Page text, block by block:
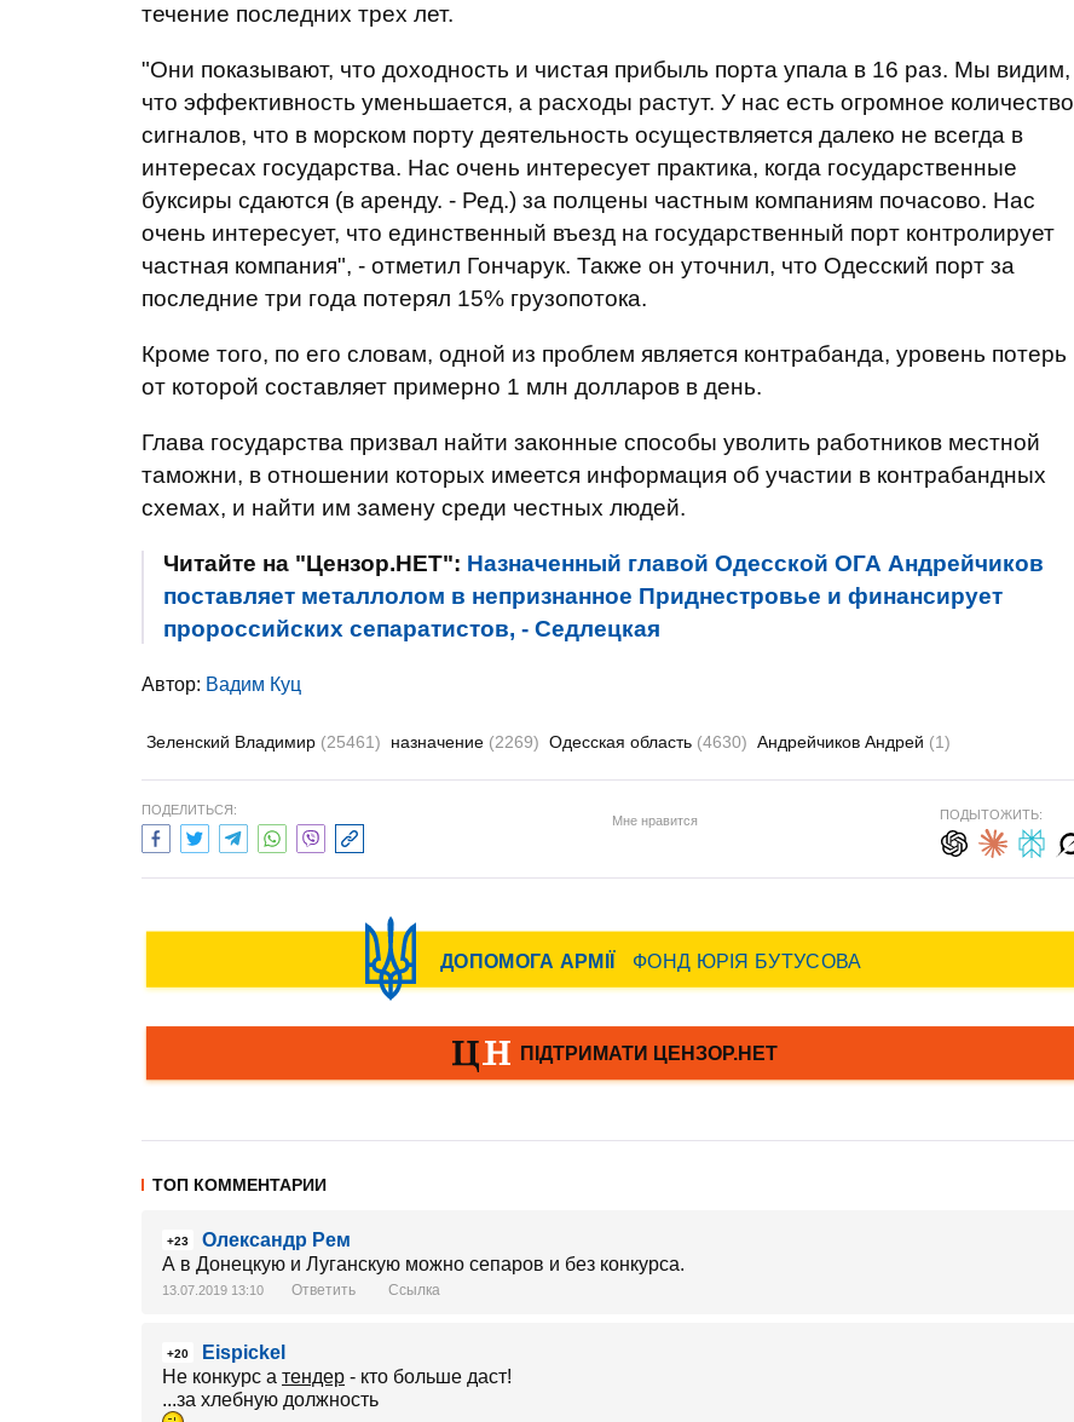
течение последних трех лет.
"Они показывают, что доходность и чистая прибыль порта упала в 16 раз. Мы видим,
что эффективность уменьшается, а расходы растут. У нас есть огромное количество
сигналов, что в морском порту деятельность осуществляется далеко не всегда в
интересах государства. Нас очень интересует практика, когда государственные
буксиры сдаются (в аренду. - Ред.) за полцены частным компаниям почасово. Нас
очень интересует, что единственный въезд на государственный порт контролирует
частная компания", - отметил Гончарук. Также он уточнил, что Одесский порт за
последние три года потерял 15% грузопотока.
Кроме того, по его словам, одной из проблем является контрабанда, уровень потерь
от которой составляет примерно 1 млн долларов в день.
Глава государства призвал найти законные способы уволить работников местной
таможни, в отношении которых имеется информация об участии в контрабандных
схемах, и найти им замену среди честных людей.
Читайте на "Цензор.НЕТ": Назначенный главой Одесской ОГА Андрейчиков
поставляет металлолом в непризнанное Приднестровье и финансирует
пророссийских сепаратистов, - Седлецкая
Автор: Вадим Куц
Зеленский Владимир (25461) назначение (2269) Одесская область (4630) Андрейчиков Андрей (1)
ПОДЕЛИТЬСЯ:
Мне нравится ПОДЫТОЖИТЬ:
ТОП КОММЕНТАРИИ
+23
Олександр Рем
А в Донецкую и Луганскую можно сепаров и без конкурса.
13.07.2019 13:10 Ответить Ссылка
+20
Eispickel
Не конкурс а тендер - кто больше даст!
...за хлебную должность